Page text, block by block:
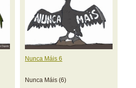
Nunca Máis 6
Nunca Máis (6)